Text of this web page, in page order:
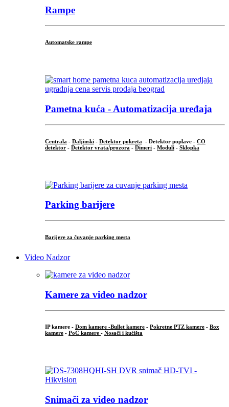
Rampe
Automatske rampe
Pametna kuća - Automatizacija uređaja
Centrala - Daljinski - Detektor pokreta - Detektor poplave - CO
detektor - Detektor vrata/prozora - Dimeri - Moduli - Sklopka
Parking barijere
Barijere za čuvanje parking mesta
Video Nadzor
Kamere za video nadzor
IP kamere - Dom kamere -Bullet kamere - Pokretne PTZ kamere - Box
kamere - PoC kamere - Nosači i kućišta
Snimači za video nadzor